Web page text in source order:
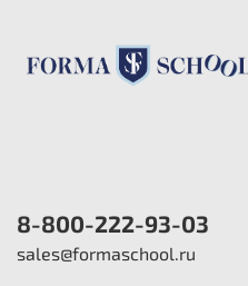
8-800-222-93-03
sales@formaschool.ru